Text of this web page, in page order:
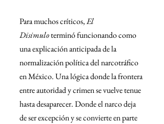
Para muchos críticos, El
Disimulo terminó funcionando como
una explicación anticipada de la
normalización política del narcotráfico
en México. Una lógica donde la frontera
entre autoridad y crimen se vuelve tenue
hasta desaparecer. Donde el narco deja
de ser excepción y se convierte en parte